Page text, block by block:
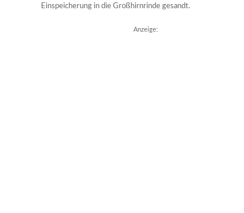
Einspeicherung in die Großhirnrinde gesandt.
Anzeige: